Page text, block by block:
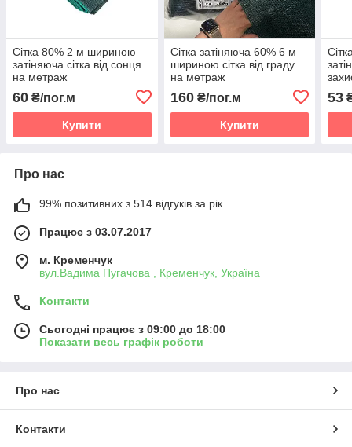
Сітка 80% 2 м шириною
затіняюча сітка від сонця
на метраж
60 ₴/пог.м
Купити
Сітка затіняюча 60% 6 м
шириною сітка від граду
на метраж
160₴/пог.м
Купити
53
Про нас
99% позитивних з 514 відгуків за рік
Працює з 03.07.2017
м. Кременчук
вул.Вадима Пугачова , Кременчук, Україна
Контакти
Сьогодні працює з 09:00 до 18:00
Показати весь графік роботи
Про нас
Контакти